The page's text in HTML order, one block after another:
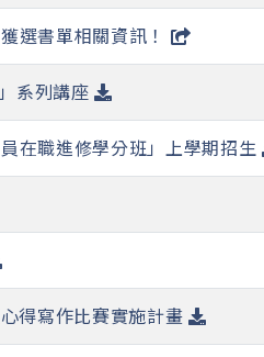
選書單相關資訊！
系列講座
在職進修學分班」上學期招生
得寫作比賽實施計畫